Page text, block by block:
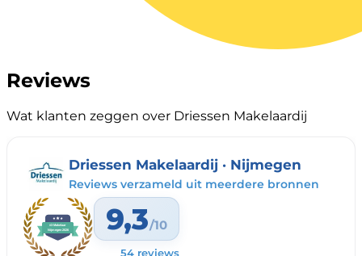
Reviews
Wat klanten zeggen over Driessen Makelaardij